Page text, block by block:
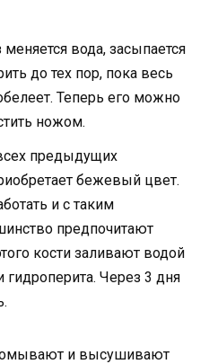
вода, засыпается
до тех пор, пока весь
Теперь его можно
ножом.
предыдущих
бежевый цвет.
и с таким
предпочитают
кости заливают водой
гидроперита. Через 3 дня
и высушивают